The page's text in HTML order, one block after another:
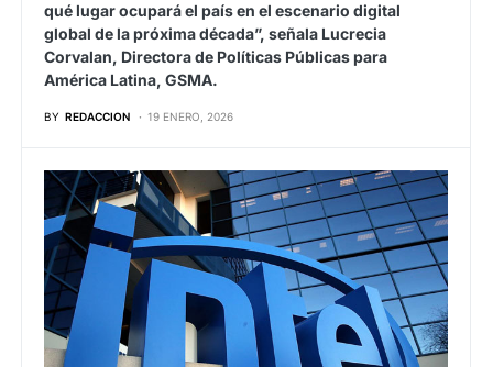
qué lugar ocupará el país en el escenario digital
global de la próxima década”, señala Lucrecia
Corvalan, Directora de Políticas Públicas para
América Latina, GSMA.
BY REDACCION 19 ENERO, 2026